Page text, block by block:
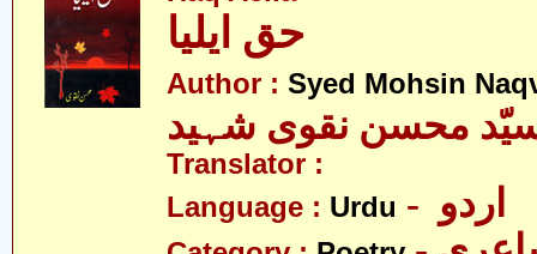
حق ایلیا
Author : Syed Mohsin
محسن نقوی شہید
Translator :
Language : Urdu